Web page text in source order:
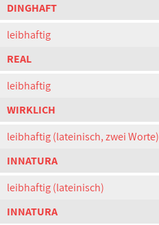
DINGHAFT
leibhaftig
REAL
leibhaftig
WIRKLICH
leibhaftig (lateinisch, zwei Worte)
INNATURA
leibhaftig (lateinisch)
INNATURA